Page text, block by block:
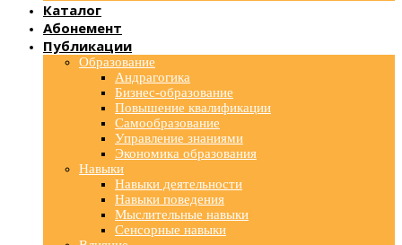
Каталог
Абонемент
Публикации
Образование
Андрагогика
Бизнес-образование
Повышение квалификации
Самообразование
Управление знаниями
Экономика образования
Навыки
Навыки деятельности
Навыки поведения
Мыслительные навыки
Сенсорные навыки